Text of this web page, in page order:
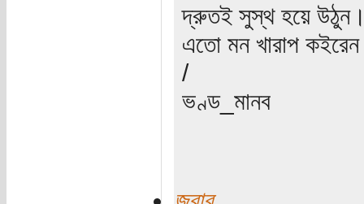
দ্রুতই সুস্থ হয়ে উঠুন।
এতো মন খারাপ
/
ভণ্ড_মানব